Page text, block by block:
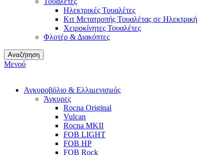
Ηλεκτρικές Τουαλέτες
Κιτ Μετατροπής Τουαλέτας σε Ηλεκτρική
Χειροκίνητες Τουαλέτες
Φλοτέρ & Διακόπτες
Αναζήτηση
Μενού
Αγκυροβόλιο & Ελλιμενισμός
Άγκυρες
Rocna Original
Vulcan
Rocna MKII
FOB LIGHT
FOB HP
FOB Rock